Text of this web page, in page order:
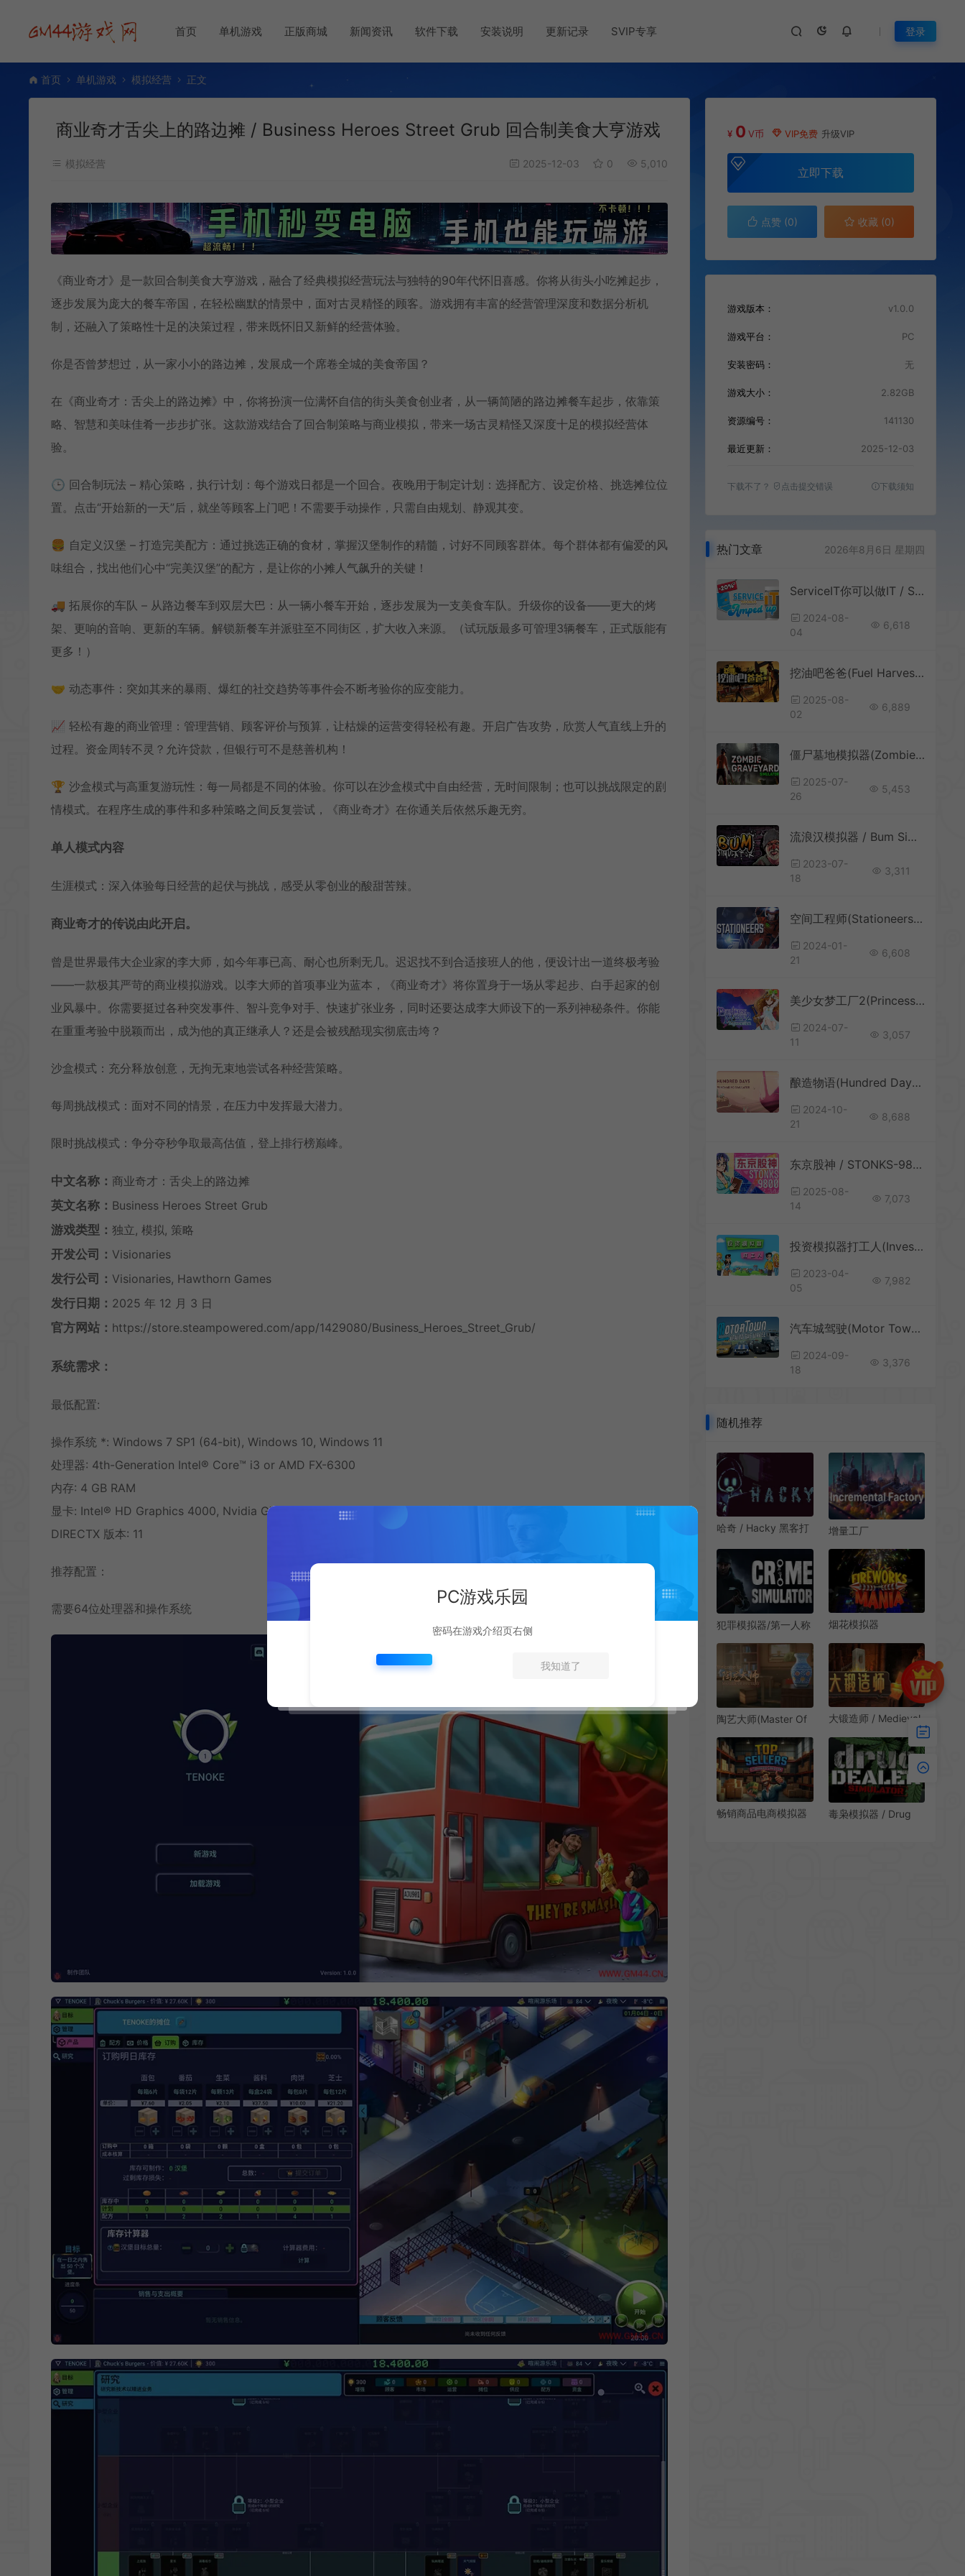
首页 单机游戏 正版商城 新闻资讯 软件下载 安装说明 更新记录 SVIP专享 登录
首页 单机游戏 模拟经营 正文
商业奇才舌尖上的路边摊 / Business Heroes Street Grub 回合制美食大亨游戏
模拟经营 2025-12-03 0 5,010
《商业奇才》是一款回合制美食大亨游戏，融合了经典模拟经营玩法与独特的90年代怀旧喜感。你将从街头小吃摊起步，
逐步发展为庞大的餐车帝国，在轻松幽默的情景中，面对古灵精怪的顾客。游戏拥有丰富的经营管理深度和数据分析机
制，还融入了策略性十足的决策过程，带来既怀旧又新鲜的经营体验。
你是否曾梦想过，从一家小小的路边摊，发展成一个席卷全城的美食帝国？
在《商业奇才：舌尖上的路边摊》中，你将扮演一位满怀自信的街头美食创业者，从一辆简陋的路边摊餐车起步，依靠策
略、智慧和美味佳肴一步步扩张。这款游戏结合了回合制策略与商业模拟，带来一场古灵精怪又深度十足的模拟经营体
验。
🕒 回合制玩法 – 精心策略，执行计划：每个游戏日都是一个回合。夜晚用于制定计划：选择配方、设定价格、挑选摊位位
置。点击“开始新的一天”后，就坐等顾客上门吧！不需要手动操作，只需自由规划、静观其变。
🍔 自定义汉堡 – 打造完美配方：通过挑选正确的食材，掌握汉堡制作的精髓，讨好不同顾客群体。每个群体都有偏爱的风
味组合，找出他们心中“完美汉堡”的配方，是让你的小摊人气飙升的关键！
🚚 拓展你的车队 – 从路边餐车到双层大巴：从一辆小餐车开始，逐步发展为一支美食车队。升级你的设备——更大的烤
架、更响的音响、更新的车辆。解锁新餐车并派驻至不同街区，扩大收入来源。（试玩版最多可管理3辆餐车，正式版能有
更多！）
🤝 动态事件：突如其来的暴雨、爆红的社交趋势等事件会不断考验你的应变能力。
📈 轻松有趣的商业管理：管理营销、顾客评价与预算，让枯燥的运营变得轻松有趣。开启广告攻势，欣赏人气直线上升的
过程。资金周转不灵？允许贷款，但银行可不是慈善机构！
🏆 沙盒模式与高重复游玩性：每一局都是不同的体验。你可以在沙盒模式中自由经营，无时间限制；也可以挑战限定的剧
情模式。在程序生成的事件和多种策略之间反复尝试，《商业奇才》在你通关后依然乐趣无穷。
单人模式内容
生涯模式：深入体验每日经营的起伏与挑战，感受从零创业的酸甜苦辣。
商业奇才的传说由此开启。
曾是世界最伟大企业家的李大师，如今年事已高、耐心也所剩无几。迟迟找不到合适接班人的他，便设计出一道终极考验
——一款极其严苛的商业模拟游戏。以李大师的首项事业为蓝本，《商业奇才》将你置身于一场从零起步、白手起家的创
业风暴中。你需要挺过各种突发事件、智斗竞争对手、快速扩张业务，同时还要达成李大师设下的一系列神秘条件。你能
在重重考验中脱颖而出，成为他的真正继承人？还是会被残酷现实彻底击垮？
沙盒模式：充分释放创意，无拘无束地尝试各种经营策略。
每周挑战模式：面对不同的情景，在压力中发挥最大潜力。
限时挑战模式：争分夺秒争取最高估值，登上排行榜巅峰。
中文名称： 商业奇才：舌尖上的路边摊
英文名称： Business Heroes Street Grub
游戏类型： 独立, 模拟, 策略
开发公司： Visionaries
发行公司： Visionaries, Hawthorn Games
发行日期： 2025 年 12 月 3 日
官方网站： https://store.steampowered.com/app/1429080/Business_Heroes_Street_Grub/
系统需求：
最低配置:
操作系统 *: Windows 7 SP1 (64-bit), Windows 10, Windows 11
处理器: 4th-Generation Intel® Core™ i3 or AMD FX-6300
内存: 4 GB RAM
显卡: Intel® HD Graphics 4000, Nvidia GT 640 or AMD Radeon HD 7750 (DirectX 11 compatible)
DIRECTX 版本: 11
推荐配置：
需要64位处理器和操作系统
¥ 0 V币 VIP免费 升级VIP
立即下载
点赞 (0) 收藏 (0)
游戏版本： v1.0.0
游戏平台： PC
安装密码： 无
游戏大小： 2.82GB
资源编号： 141130
最近更新： 2025-12-03
下载不了？ 点击提交错误 下载须知
热门文章 2026年8月6日 星期四
ServiceIT你可以做IT / ServiceIT You can do IT 硬核IT模拟游戏
2024-08-
04
6,618
挖油吧爸爸(Fuel Harvest Together)油田管理模拟经营游戏|下载
2025-08-
02
6,889
僵尸墓地模拟器(Zombie Graveyard Simulator)墓园模拟生存游戏|下载
2025-07-
26
5,453
流浪汉模拟器 / Bum Simulator 沙盒模拟游戏
2023-07-
18
3,311
空间工程师(Stationeers)简中|PC|SIM|空间站模拟建造游戏
2024-01-
21
6,608
美少女梦工厂2(Princess Maker2 Regeneration)简中|PC|SIM|美少女模拟养育游戏
2024-07-
11
3,057
酿造物语(Hundred Days – Winemaking Simulator)简中|PC|SIM|葡萄园管理销售模拟游戏
2024-10-
21
8,688
东京股神 / STONKS-9800 文字商业经营模拟游戏
2025-08-
14
7,073
投资模拟器打工人(Invest Simulator Working Stage)简中|PC|SIM|投资模拟游戏
2023-04-
05
7,982
汽车城驾驶(Motor Town: Behind The Wheel)简中|PC|SIM|开放世界驾驶模拟游戏
2024-09-
18
3,376
随机推荐
哈奇 / Hacky 黑客打
增量工厂
Factory)简
中|PC|SIM|点击式自
动化工业模拟游戏
犯罪模拟器/第一人称
Simulator 下载
烟花模拟器
闲爆炸模拟游戏|下载
陶艺大师(Master Of
拟经营游戏|下载
大锻造师 / Medieval
装备打造模拟游戏
畅销商品电商模拟器
毒枭模拟器 / Drug
PC游戏乐园
密码在游戏介绍页右侧
我知道了